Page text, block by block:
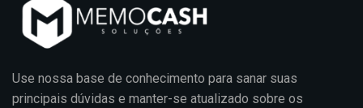
Use nossa base de conhecimento para sanar suas
principais dúvidas e manter-se atualizado sobre os